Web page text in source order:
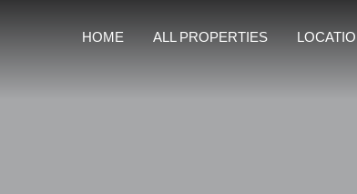
HOME ALL PROPERTIES